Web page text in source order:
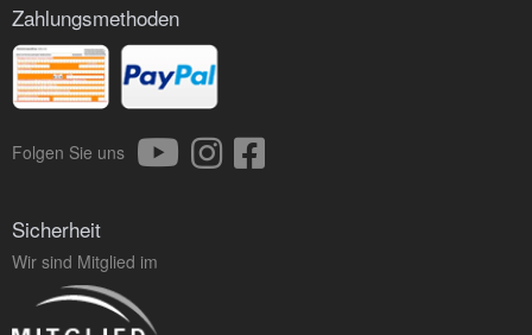
Zahlungsmethoden
Folgen Sie uns
Sicherheit
Wir sind Mitglied im